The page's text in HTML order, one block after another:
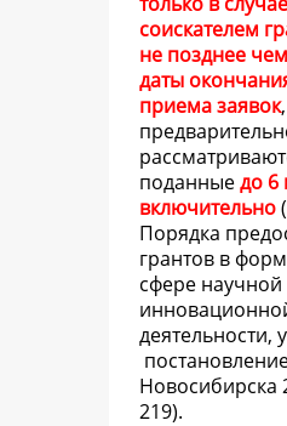
соискателем
не позднее
даты
приема заявок
поданныедо 6
включительно(
Порядка
грантов в
сфере научной
деятельности,
Новосибирска
219).